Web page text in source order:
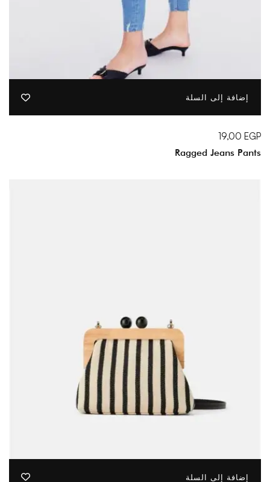
إضافة إلى السلة
19,00 EGP
Ragged Jeans Pants
إضافة إلى السلة